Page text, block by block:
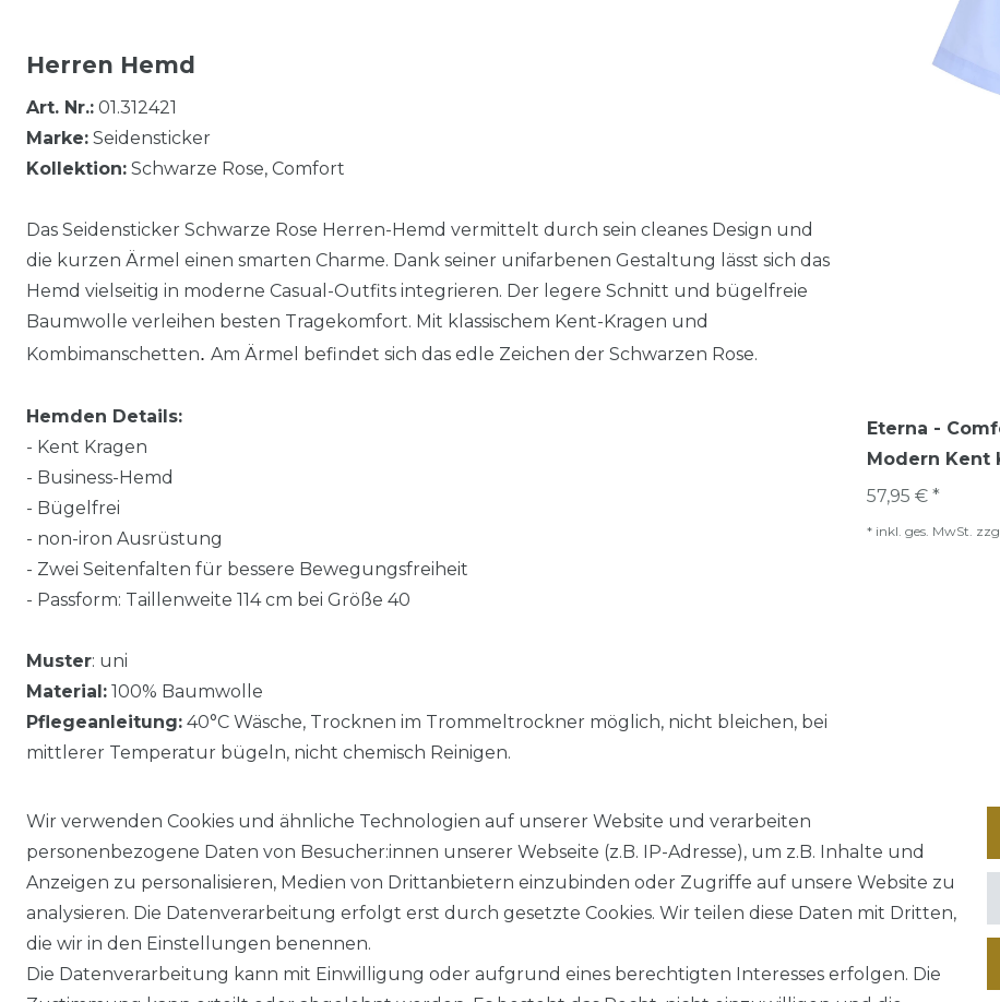
Herren Hemd
Art. Nr.: 01.312421
Marke: Seidensticker
Kollektion: Schwarze Rose, Comfort
Das Seidensticker Schwarze Rose Herren-Hemd vermittelt durch sein cleanes Design und
die kurzen Ärmel einen smarten Charme. Dank seiner unifarbenen Gestaltung lässt sich das
Hemd vielseitig in moderne Casual-Outfits integrieren. Der legere Schnitt und bügelfreie
Baumwolle verleihen besten Tragekomfort. Mit klassischem Kent-Kragen und
Kombimanschetten. Am Ärmel befindet sich das edle Zeichen der Schwarzen Rose.
Hemden Details:
- Kent Kragen
- Business-Hemd
- Bügelfrei
- non-iron Ausrüstung
- Zwei Seitenfalten für bessere Bewegungsfreiheit
- Passform: Taillenweite 114 cm bei Größe 40
Muster: uni
Material: 100% Baumwolle
Pflegeanleitung: 40°C Wäsche, Trocknen im Trommeltrockner möglich, nicht bleichen, bei
mittlerer Temperatur bügeln, nicht chemisch Reinigen.
Eterna -
Modern Kent
57,95 € *
* inkl. ges. MwSt.
Wir verwenden Cookies und ähnliche Technologien auf unserer Website und verarbeiten
personenbezogene Daten von Besucher:innen unserer Webseite (z.B. IP-Adresse), um z.B. Inhalte und
Anzeigen zu personalisieren, Medien von Drittanbietern einzubinden oder Zugriffe auf unsere Website zu
analysieren. Die Datenverarbeitung erfolgt erst durch gesetzte Cookies. Wir teilen diese Daten mit Dritten,
die wir in den Einstellungen benennen.
Die Datenverarbeitung kann mit Einwilligung oder aufgrund eines berechtigten Interesses erfolgen. Die